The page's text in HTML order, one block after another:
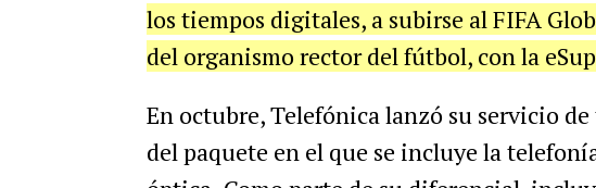
los tiempos digitales, a subirse alFIFA
del organismo rector delfútbol, conla
En octubre,Telefónicalanzó su servicio de
delpaquete en el que se incluye latelefoní